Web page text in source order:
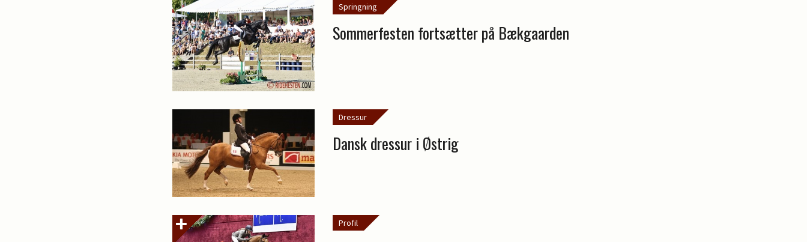
Springning
Sommerfesten fortsætter på Bækgaarden
Dressur
Dansk dressur i Østrig
Profil